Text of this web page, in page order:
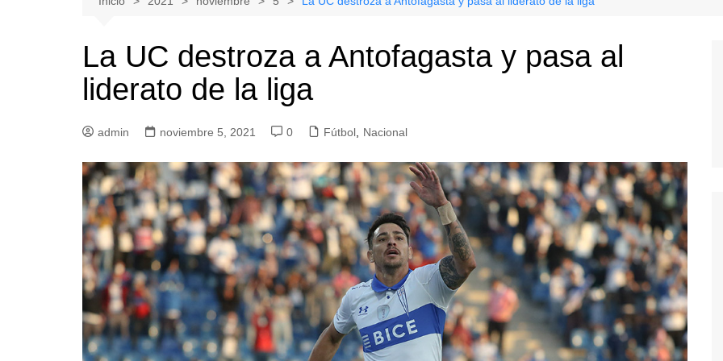
Tenis
Boxeo
Gimnasia
Licantén
Rauco
Sagrada Familia
Teno
Vichuquén
La UC destroza a Antofagasta y pasa al
liderato de la liga
admin noviembre 5, 2021 0 Fútbol, Nacional